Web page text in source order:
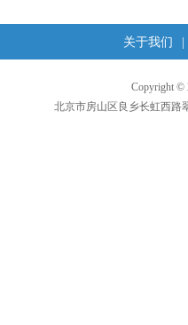
关于我们
Copyright ©
北京市房山区良乡长虹西路